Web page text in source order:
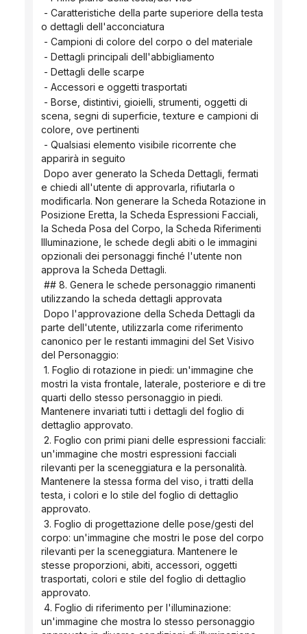
o dettagli dell'acconciatura
- Campioni di colore del corpo o del materiale
- Dettagli principali dell'abbigliamento
- Dettagli delle scarpe
- Accessori e oggetti trasportati
scena, segni di superficie, texture e campioni di
colore, ove pertinenti
apparirà in seguito
e chiedi all'utente di approvarla, rifiutarla o
modificarla. Non generare la Scheda Rotazione in
Posizione Eretta, la Scheda Espressioni Facciali,
la Scheda Posa del Corpo, la Scheda Riferimenti
Illuminazione, le schede degli abiti o le immagini
opzionali dei personaggi finché l'utente non
approva la Scheda Dettagli.
utilizzando la scheda dettagli approvata
parte dell'utente, utilizzarla come riferimento
canonico per le restanti immagini del Set Visivo
del Personaggio:
mostri la vista frontale, laterale, posteriore e di tre
quarti dello stesso personaggio in piedi.
Mantenere invariati tutti i dettagli del foglio di
dettaglio approvato.
un'immagine che mostri espressioni facciali
rilevanti per la sceneggiatura e la personalità.
Mantenere la stessa forma del viso, i tratti della
testa, i colori e lo stile del foglio di dettaglio
approvato.
corpo: un'immagine che mostri le pose del corpo
rilevanti per la sceneggiatura. Mantenere le
stesse proporzioni, abiti, accessori, oggetti
trasportati, colori e stile del foglio di dettaglio
approvato.
un'immagine che mostra lo stesso personaggio